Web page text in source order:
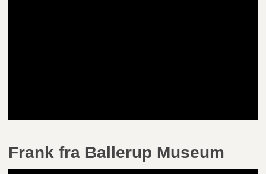
Frank fra Ballerup Museum